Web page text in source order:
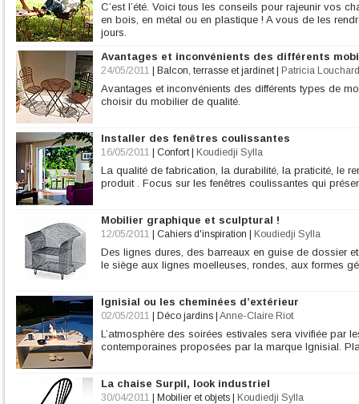
C’est l’été. Voici tous les conseils pour rajeunir vos
en bois, en métal ou en plastique ! A vous de les
jours.
Avantages et inconvénients des différents
24/05/2011 Balcon, terrasse et jardinet| Patricia Louchard
Avantages et inconvénients des différents types de
choisir du mobilier de qualité.
Installer des fenêtres coulissantes
16/05/2011 Confort| Koudiedji Sylla
La qualité de fabrication, la durabilité, la praticité, le
produit . Focus sur les fenêtres coulissantes qui
Mobilier graphique et sculptural !
12/05/2011 Cahiers d'inspiration Koudiedji Sylla
Des lignes dures, des barreaux en guise de dossier
le siège aux lignes moelleuses, rondes, aux formes
Ignisial ou les cheminées d’extérieur
02/05/2011 Déco jardins Anne-Claire Riot
L’atmosphère des soirées estivales sera vivifiée par
contemporaines proposées par la marque Ignisial.
La chaise Surpil, look industriel
30/04/2011 Mobilier et objets Koudiedji Sylla